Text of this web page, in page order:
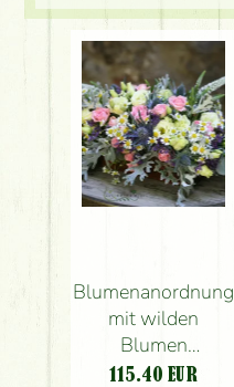
Blumenanordnung
mit wilden
Blumen
(Sprayrose,
115.40 EUR